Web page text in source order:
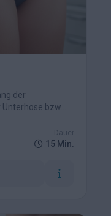
der
bzw.
Dauer
15 Min.